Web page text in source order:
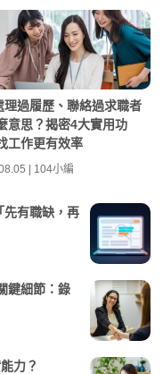
理過履歷、聯絡過求職者
意思？揭密4大實用功
工作更有效率
| 104小編
先有職缺，再
鍵細節：錄
力？